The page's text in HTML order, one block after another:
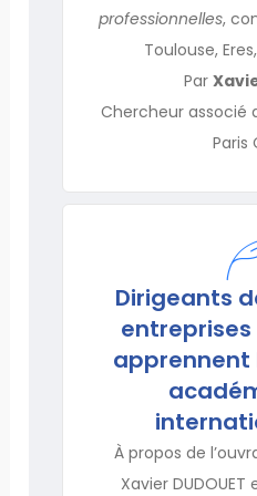
professionnelles,
Toulouse,
Par
Chercheur associé
Paris
Dirigeants
entreprises
apprennent
À propos de
Xavier